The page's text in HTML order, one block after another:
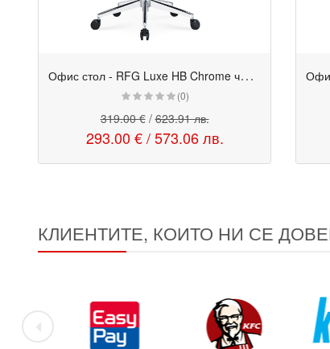
О
фис стол - RFG Luxe HB Chrome черен
(0)
319.00 €/623.91 лв.
293.00 €/573.06 лв.
КЛИЕНТИТЕ, КОИТО НИ СЕ